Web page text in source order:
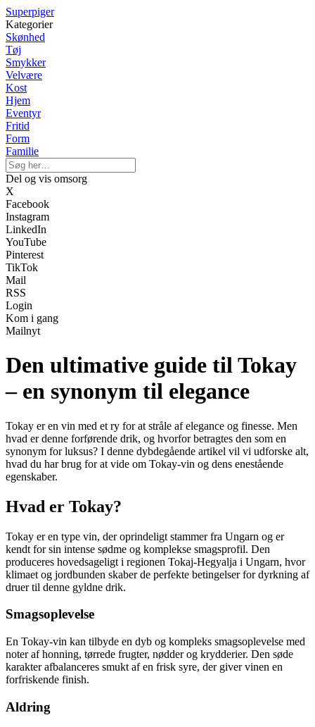
Superpiger
Kategorier
Skønhed
Tøj
Smykker
Velvære
Kost
Hjem
Eventyr
Fritid
Form
Familie
Del og vis omsorg
X
Facebook
Instagram
LinkedIn
YouTube
Pinterest
TikTok
Mail
RSS
Login
Kom i gang
Mailnyt
Den ultimative guide til Tokay
– en synonym til elegance
Tokay er en vin med et ry for at stråle af elegance og finesse. Men
hvad er denne forførende drik, og hvorfor betragtes den som en
synonym for luksus? I denne dybdegående artikel vil vi udforske alt,
hvad du har brug for at vide om Tokay-vin og dens enestående
egenskaber.
Hvad er Tokay?
Tokay er en type vin, der oprindeligt stammer fra Ungarn og er
kendt for sin intense sødme og komplekse smagsprofil. Den
produceres hovedsageligt i regionen Tokaj-Hegyalja i Ungarn, hvor
klimaet og jordbunden skaber de perfekte betingelser for dyrkning af
druer til denne gyldne drik.
Smagsoplevelse
En Tokay-vin kan tilbyde en dyb og kompleks smagsoplevelse med
noter af honning, tørrede frugter, nødder og krydderier. Den søde
karakter afbalanceres smukt af en frisk syre, der giver vinen en
forfriskende finish.
Aldring